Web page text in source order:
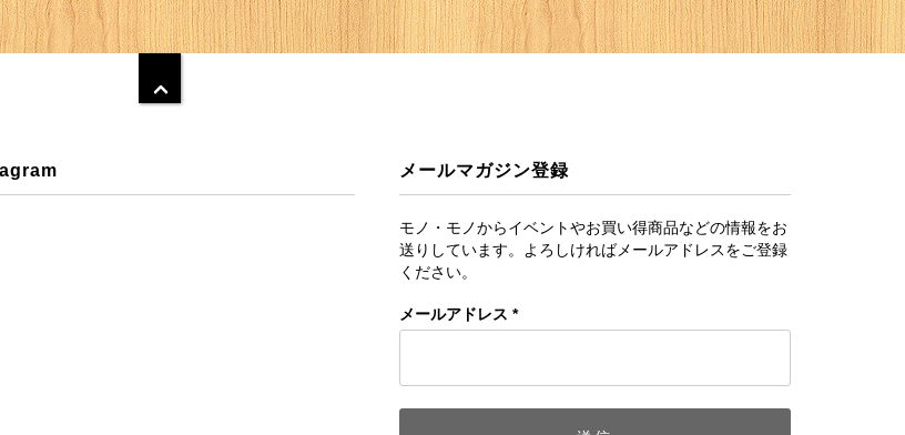
メールマガジン登録
モノ・モノからイベントやお買い得商品などの情報をお
送りしています。よろしければメールアドレスをご登録
ください。
メールアドレス *